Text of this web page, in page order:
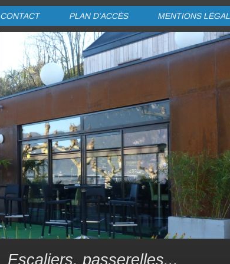
CONTACT PLAN D'ACCÈS MENTIONS
Escaliers, passerelles...